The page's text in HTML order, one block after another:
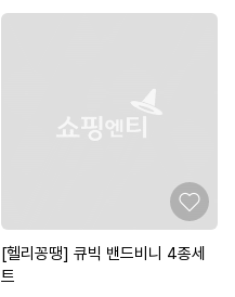
[헬리꽁땡] 큐빅 밴드비니 4종세
트